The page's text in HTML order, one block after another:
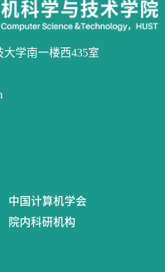
学南一楼西435室
中国计算机学会
院内科研机构